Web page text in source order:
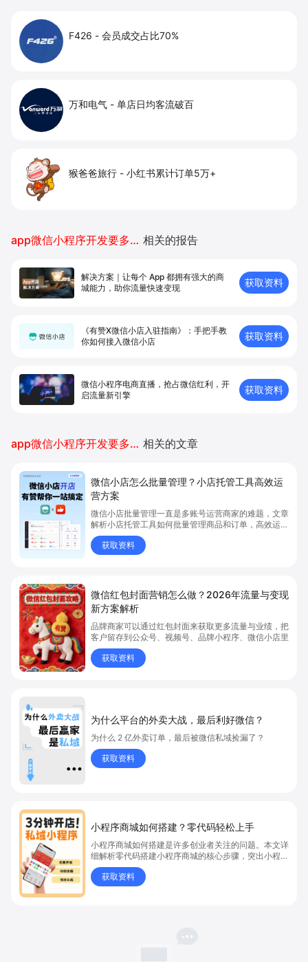
F426 - 会员成交占比70%
万和电气 - 单店日均客流破百
猴爸爸旅行 - 小红书累计订单5万+
app微信小程序开发要多少钱 相关的报告
解决方案｜让每个 App 都拥有强⼤的商
城能⼒，助你流量快速变现
获取资料
《有赞X微信小店入驻指南》：手把手教
你如何接入微信小店
获取资料
微信小程序电商直播，抢占微信红利，开
启流量新引擎
获取资料
app微信小程序开发要多少钱 相关的文章
微信小店怎么批量管理？小店托管工具高效运
营方案
微信小店批量管理一直是多账号运营商家的难题，文章
解析小店托管工具如何批量管理商品和订单，高效运营
多账号微信小店。通过智能同步、AI运营托管和丰富营
销玩法，全面提升门店管理效率。点击了解微信小店批
量管理、高效托管的实用方案！
获取资料
微信红包封面营销怎么做？2026年流量与变现
新方案解析
品牌商家可以通过红包封面来获取更多流量与业绩，把
客户留存到公众号、视频号、品牌小程序、微信小店里
获取资料
为什么平台的外卖大战，最后利好微信？
为什么 2 亿外卖订单，最后被微信私域捡漏了？
获取资料
小程序商城如何搭建？零代码轻松上手
小程序商城如何搭建是许多创业者关注的问题。本文详
细解析零代码搭建小程序商城的核心步骤，突出小程序
商城、商城搭建与零代码开店优势，帮助你轻松实现商
品上架、全渠道销售及高效会员运营，快速开启线上卖
货新模式。点击获取详细操作指南！
获取资料